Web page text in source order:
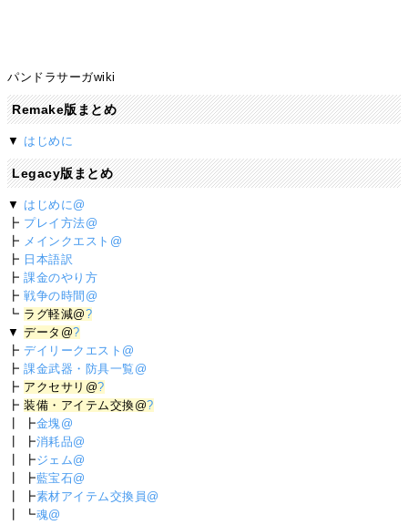
パンドラサーガwiki
Remake版まとめ
▼ はじめに
Legacy版まとめ
▼ はじめに@
┣ プレイ方法@
┣ メインクエスト@
┣ 日本語訳
┣課金のやり方
┣戦争の時間@
┗ ラグ軽減@?
▼データ@?
┣デイリークエスト@
┣課金武器・防具一覧@
┣ アクセサリ@?
┣装備・アイテム交換@?
┃ ┣金塊@
┃ ┣消耗品@
┃ ┣ジェム@
┃ ┣藍宝石@
┃ ┣素材アイテム交換員@
┃ ┗魂@